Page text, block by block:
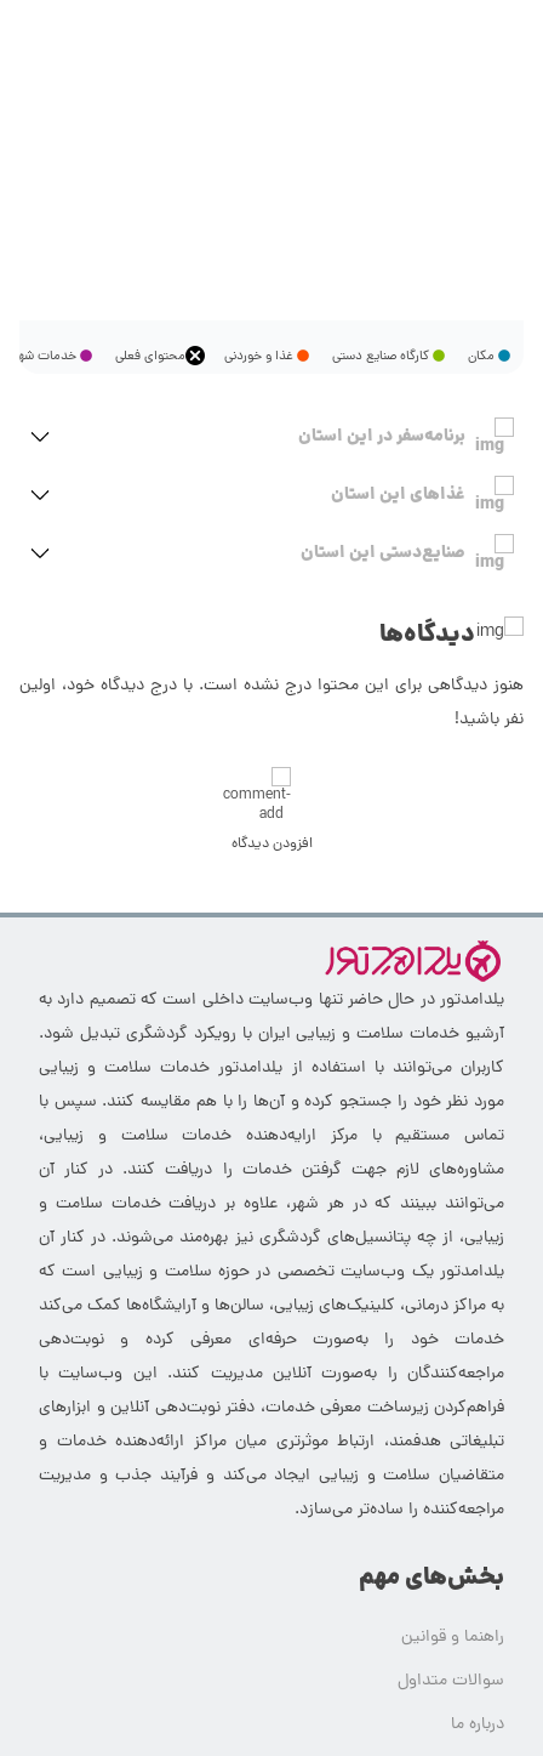
مکان کارگاه صنایع دستی غذا و خوردنی محتوای فعلی خدمات
برنامه‌سفر‌ در این استان
غذاهای این استان
صنایع‌دستی این استان
دیدگاه‌ها
هنوز دیدگاهی برای این محتوا درج نشده است. با درج دیدگاه خود، اولین
نفر باشید!
افزودن دیدگاه
یلدامدتور در حال حاضر تنها وب‌سایت داخلی است که تصمیم دارد به
آرشیو خدمات سلامت و زیبایی ایران با رویکرد گردشگری تبدیل شود.
کاربران می‌توانند با استفاده از یلدامدتور خدمات سلامت و زیبایی
مورد نظر خود را جستجو کرده و آن‌ها را با هم مقایسه کنند. سپس با
تماس مستقیم با مرکز ارایه‌دهنده خدمات سلامت و زیبایی،
مشاوره‌های لازم جهت گرفتن خدمات را دریافت کنند. در کنار آن
می‌توانند ببینند که در هر شهر، علاوه بر دریافت خدمات سلامت و
زیبایی، از چه پتانسیل‌های گردشگری نیز بهره‌مند می‌شوند. در کنار آن
یلدامدتور یک وب‌سایت تخصصی در حوزه سلامت و زیبایی است که
به مراکز درمانی، کلینیک‌های زیبایی، سالن‌ها و آرایشگاه‌ها کمک می‌کند
خدمات خود را به‌صورت حرفه‌ای معرفی کرده و نوبت‌دهی
مراجعه‌کنندگان را به‌صورت آنلاین مدیریت کنند. این وب‌سایت با
فراهم‌کردن زیرساخت معرفی خدمات، دفتر نوبت‌دهی آنلاین و ابزارهای
تبلیغاتی هدفمند، ارتباط موثرتری میان مراکز ارائه‌دهنده خدمات و
متقاضیان سلامت و زیبایی ایجاد می‌کند و فرآیند جذب و مدیریت
مراجعه‌کننده را ساده‌تر می‌سازد.
بخش‌های مهم
راهنما و قوانین
سوالات متداول
درباره ما